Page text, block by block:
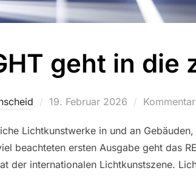
geht in die
Veröffentlicht
19. Februar 2026
Lichtkunstwerke in und an
beachteten ersten Ausgabe geht das
der internationalen Lichtkunstszene.